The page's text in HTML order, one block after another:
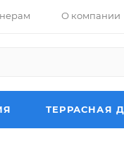
О компании
ТЕРРАСНАЯ